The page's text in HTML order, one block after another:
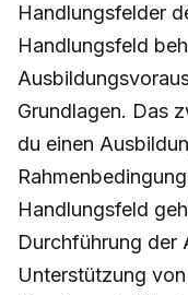
Handlungsfelder
Handlungsfeld
Grundlagen. Das
du einen
Handlungsfeld
Durchführung der
Unterstützung